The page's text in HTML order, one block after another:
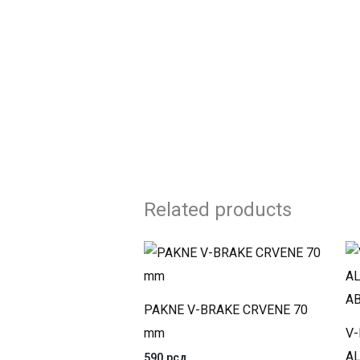
Related products
PAKNE V-BRAKE CRVENE 70
mm